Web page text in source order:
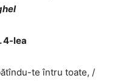
4-lea
te întru toate, /